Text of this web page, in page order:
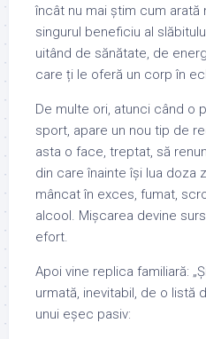
încât nu mai știm cum arată
singurul beneficiu al
uitând de sănătate, de
care ți le oferă un corp în
De multe ori, atunci când o
sport, apare un nou tip de
asta o face, treptat, să
din care înainte își lua doza
mâncat în exces, fumat,
alcool. Mișcarea devine
efort.
Apoi vine replica familiară:
urmată, inevitabil, de o listă
unui eșec pasiv: